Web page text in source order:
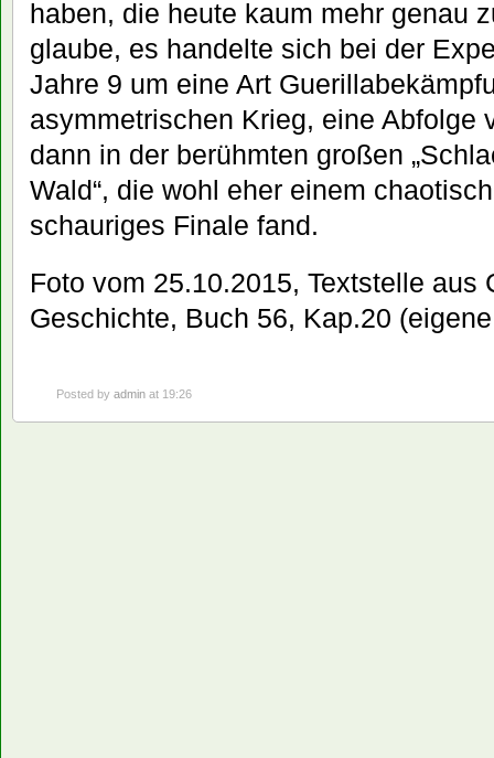
haben, die heute kaum mehr genau
glaube, es handelte sich bei der
Jahre 9 um eine Art
asymmetrischen Krieg, eine Abfolge
dann in der berühmten großen
Wald“, die wohl eher einem
schauriges Finale fand.
Foto vom 25.10.2015, Textstelle aus
Geschichte, Buch 56, Kap.20
Posted by admin at 19:26